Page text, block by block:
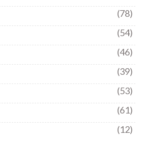
(78)
(54)
(46)
(39)
(53)
(61)
(12)